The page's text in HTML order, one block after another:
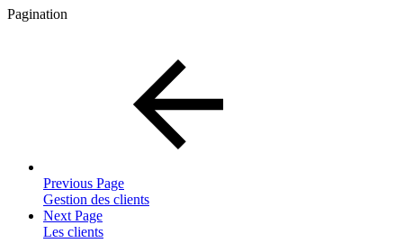
Pagination
Previous Page
Gestion des clients
Next Page
Les clients